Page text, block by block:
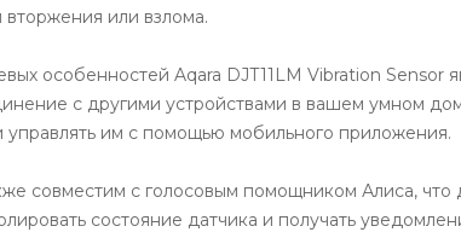
или взлома.
особенностей Aqara DJT11LM Vibration Sensor
с другими устройствами в вашем умном
управлять им с помощью мобильного приложения.
совместим с голосовым помощником Алиса,
состояние датчика и получать